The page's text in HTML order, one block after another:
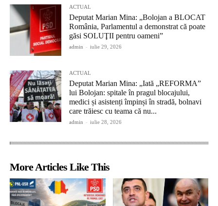
ACTUAL
Deputat Marian Mina: „Bolojan a BLOCAT
România, Parlamentul a demonstrat că poate
găsi SOLUŢII pentru oameni”
admin - iulie 29, 2026
ACTUAL
Deputat Marian Mina: „Iată „REFORMA”
lui Bolojan: spitale în pragul blocajului,
medici și asistenți împinși în stradă, bolnavi
care trăiesc cu teama că nu...
admin - iulie 28, 2026
More Articles Like This